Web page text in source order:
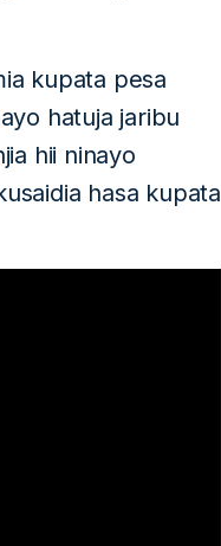
kupata pesa
hatuja jaribu
hii ninayo
hasa kupata